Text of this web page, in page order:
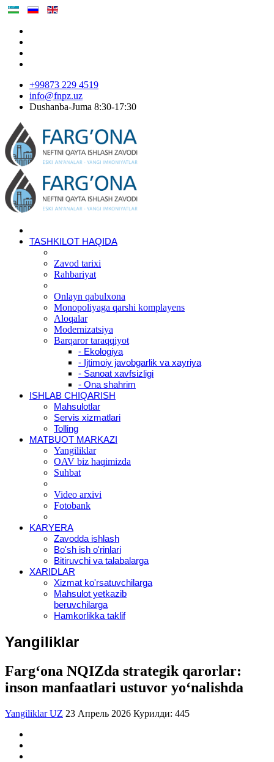
+99873 229 4519
info@fnpz.uz
Dushanba-Juma 8:30-17:30
TASHKILOT HAQIDA
Zavod tarixi
Rahbariyat
Onlayn qabulxona
Monopoliyaga qarshi komplayens
Aloqalar
Modernizatsiya
Barqaror taraqqiyot
- Ekologiya
- Ijtimoiy javobgarlik va xayriya
- Sanoat xavfsizligi
- Ona shahrim
ISHLAB CHIQARISH
Mahsulotlar
Servis xizmatlari
Tolling
MATBUOT MARKAZI
Yangiliklar
OAV biz haqimizda
Suhbat
Video arxivi
Fotobank
KARYERA
Zavodda ishlash
Bo'sh ish o'rinlari
Bitiruvchi va talabalarga
XARIDLAR
Xizmat ko'rsatuvchilarga
Mahsulot yetkazib
beruvchilarga
Hamkorlikka taklif
Yangiliklar
Farg‘ona NQIZda strategik qarorlar:
inson manfaatlari ustuvor yo‘nalishda
Yangiliklar UZ 23 Апрель 2026 Курилди: 445